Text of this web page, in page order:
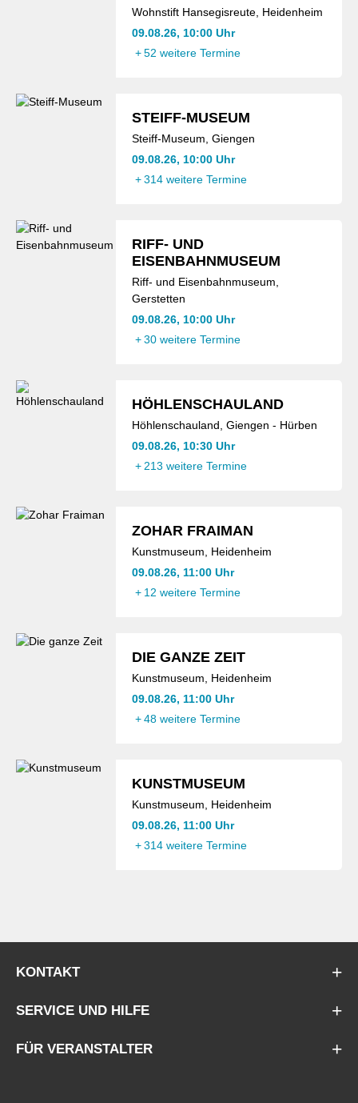
Wohnstift Hansegisreute, Heidenheim
09.08.26, 10:00 Uhr
+ 52 weitere Termine
STEIFF-MUSEUM
Steiff-Museum, Giengen
09.08.26, 10:00 Uhr
+ 314 weitere Termine
RIFF- UND
EISENBAHNMUSEUM
Riff- und Eisenbahnmuseum,
Gerstetten
09.08.26, 10:00 Uhr
+ 30 weitere Termine
HÖHLENSCHAULAND
Höhlenschauland, Giengen - Hürben
09.08.26, 10:30 Uhr
+ 213 weitere Termine
ZOHAR FRAIMAN
Kunstmuseum, Heidenheim
09.08.26, 11:00 Uhr
+ 12 weitere Termine
DIE GANZE ZEIT
Kunstmuseum, Heidenheim
09.08.26, 11:00 Uhr
+ 48 weitere Termine
KUNSTMUSEUM
Kunstmuseum, Heidenheim
09.08.26, 11:00 Uhr
+ 314 weitere Termine
KONTAKT
SERVICE UND HILFE
FÜR VERANSTALTER